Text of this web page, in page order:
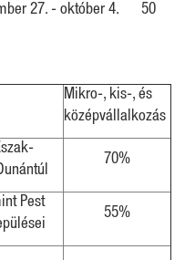
27. - október 4. 50
Mikro-, kis-, és
középvállalkozás
70%
Pest
55%